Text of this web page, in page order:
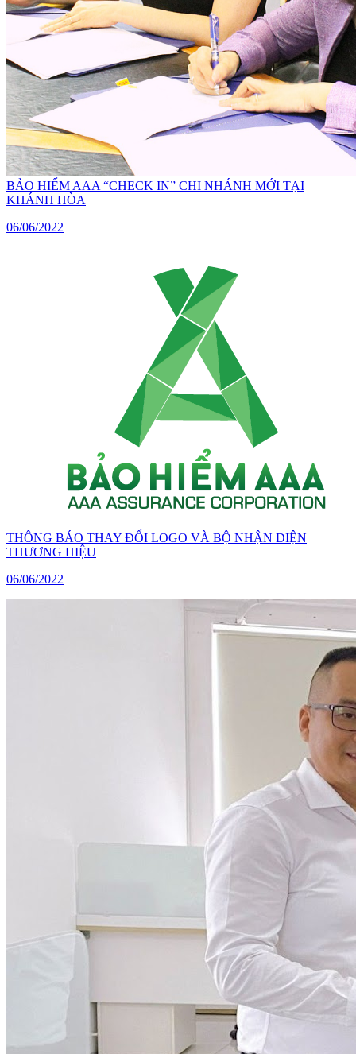
BẢO HIỂM AAA “CHECK IN” CHI NHÁNH MỚI TẠI
KHÁNH HÒA
06/06/2022
THÔNG BÁO THAY ĐỔI LOGO VÀ BỘ NHẬN DIỆN
THƯƠNG HIỆU
06/06/2022